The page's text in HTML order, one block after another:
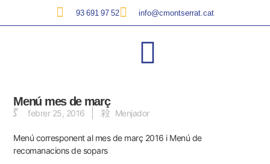
93 691 97 52 info@cmontserrat.cat
Menú mes de març
febrer 25, 2016 Menjador
Menú corresponent al mes de març 2016 i Menú de
recomanacions de sopars